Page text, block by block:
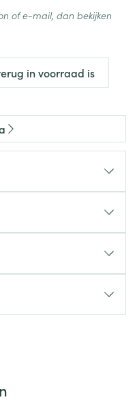
in voorraad is
of e-mail, dan bekijken